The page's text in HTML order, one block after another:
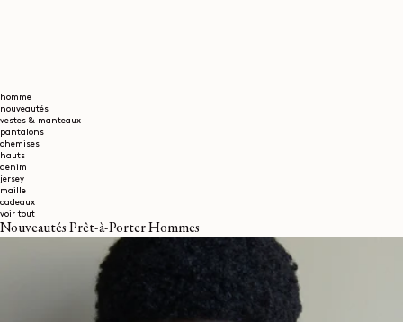
homme
nouveautés
vestes & manteaux
pantalons
chemises
hauts
denim
jersey
maille
cadeaux
voir tout
Nouveautés Prêt-à-Porter Hommes